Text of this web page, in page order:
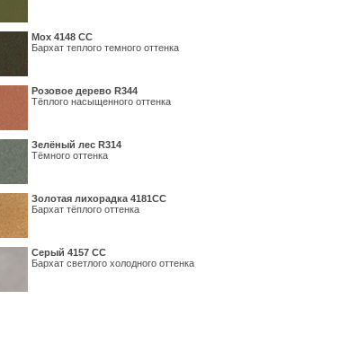
Мох 4148 СС
Бархат теплого темного оттенка
Розовое дерево R344
Тёплого насыщенного оттенка
Зелёный лес R314
Тёмного оттенка
Золотая лихорадка 4181СС
Бархат тёплого оттенка
Серый 4157 СС
Бархат светлого холодного оттенка